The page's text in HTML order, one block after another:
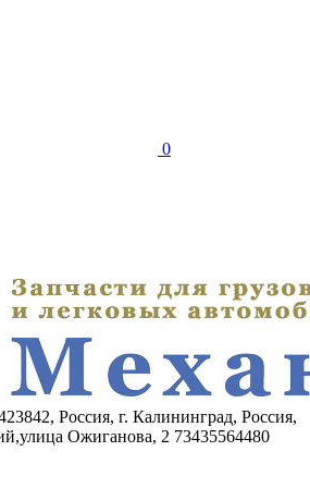
0
Россия, г. Калининград, Россия,
Ожиганова, 2 73435564480